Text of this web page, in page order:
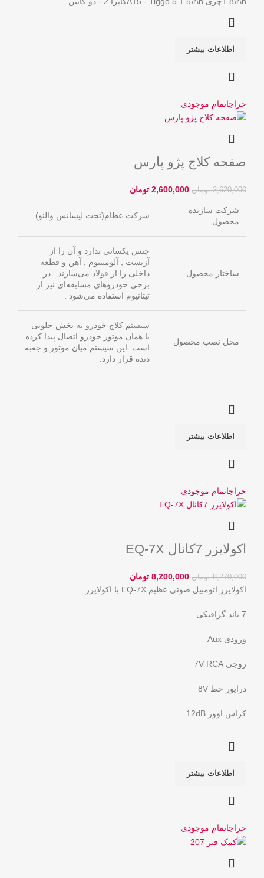
اطلاعات بیشتر
حراجاتمام موجودی
صفحه کلاج پژو پارس
2,620,000 تومان 2,600,000 تومان
شرکت سازنده
محصول
شرکت عظام(تحت لیسانس والئو)
ساختار محصول
جنس یکسانی ندارد و آن را از
آزبست , آلومینیوم , آهن و قطعه
داخلی را از فولاد ‌می‌سازند . در
برخی خودروهای مسابقه‌ای نیز از
تیتانیوم استفاده می‌شود .
محل نصب محصول
سیستم کلاچ خودرو به بخش جلویی
یا همان موتور خودرو اتصال پیدا کرده
است. این سیستم میان موتور و جعبه
دنده قرار دارد.
اطلاعات بیشتر
حراجاتمام موجودی
اکولایزر 7کانال EQ-7X
8,270,000 تومان 8,200,000 تومان
اکولایزر اتومبیل صوتی عظیم EQ-7X با اکولایزر
7 باند گرافیکی
ورودی Aux
روجی 7V RCA
درایور خط 8V
کراس اوور 12dB
اطلاعات بیشتر
حراجاتمام موجودی